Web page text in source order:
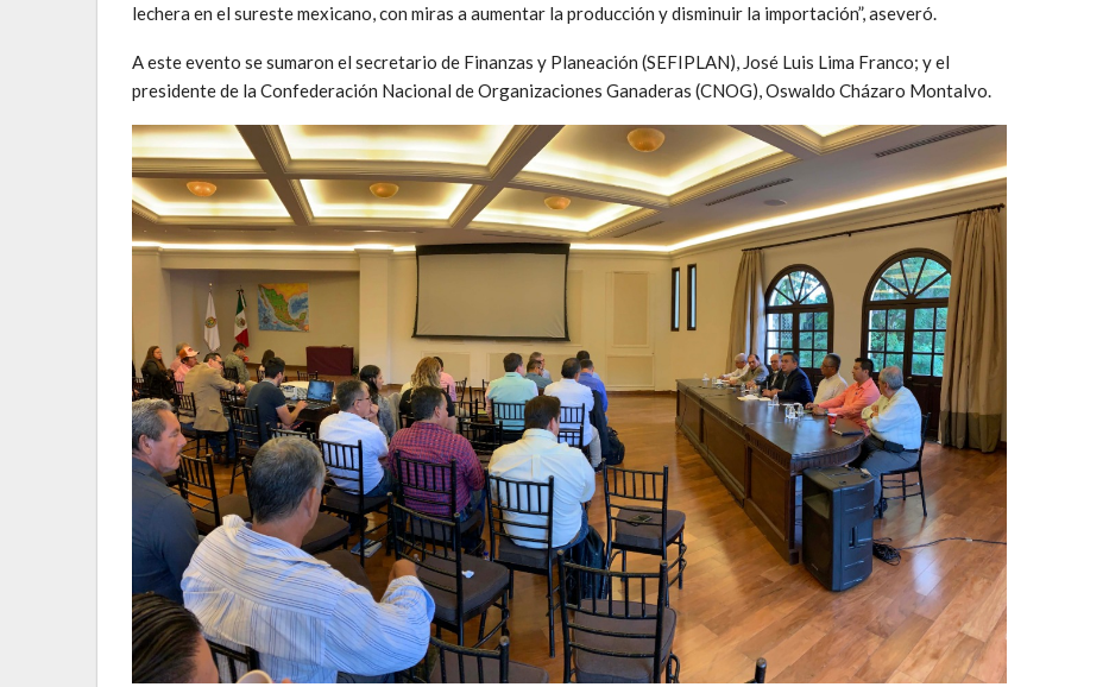
lechera en el sureste mexicano, con miras a aumentar la producción y disminuir la importación”, aseveró.
A este evento se sumaron el secretario de Finanzas y Planeación (SEFIPLAN), José Luis Lima Franco; y el
presidente de la Confederación Nacional de Organizaciones Ganaderas (CNOG), Oswaldo Cházaro Montalvo.